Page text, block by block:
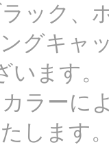
ック、
グキャ
ます。
ラーに
します